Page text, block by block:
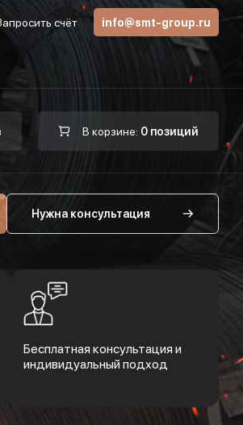
счёт info@smt-group.ru
В корзине: 0 позиций
Нужна консультация
Бесплатная консультация и
индивидуальный подход